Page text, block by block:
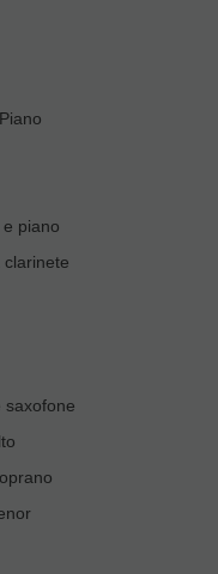
piano
saxofone